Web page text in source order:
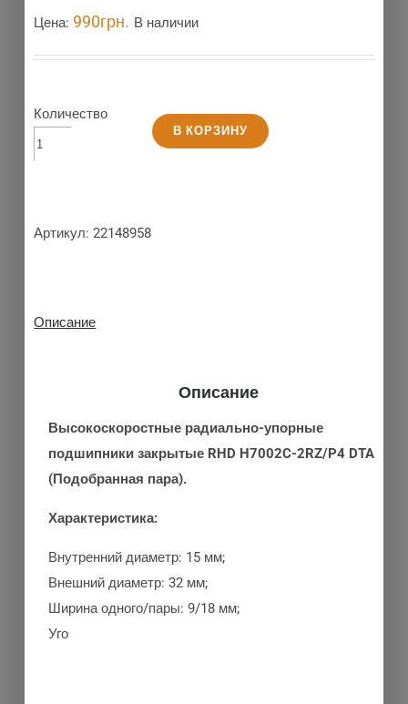
Цена: 990грн. В наличии
Количество
В КОРЗИНУ
Артикул:22148958
Описание
Описание
Высокоскоростные радиально-упорные
подшипники закрытые RHD H7002C-2RZ/P4 DTA
(Подобранная пара).
Характеристика:
Внутренний диаметр: 15 мм;
Внешний диаметр: 32 мм;
Ширина одного/пары: 9/18 мм;
Уго